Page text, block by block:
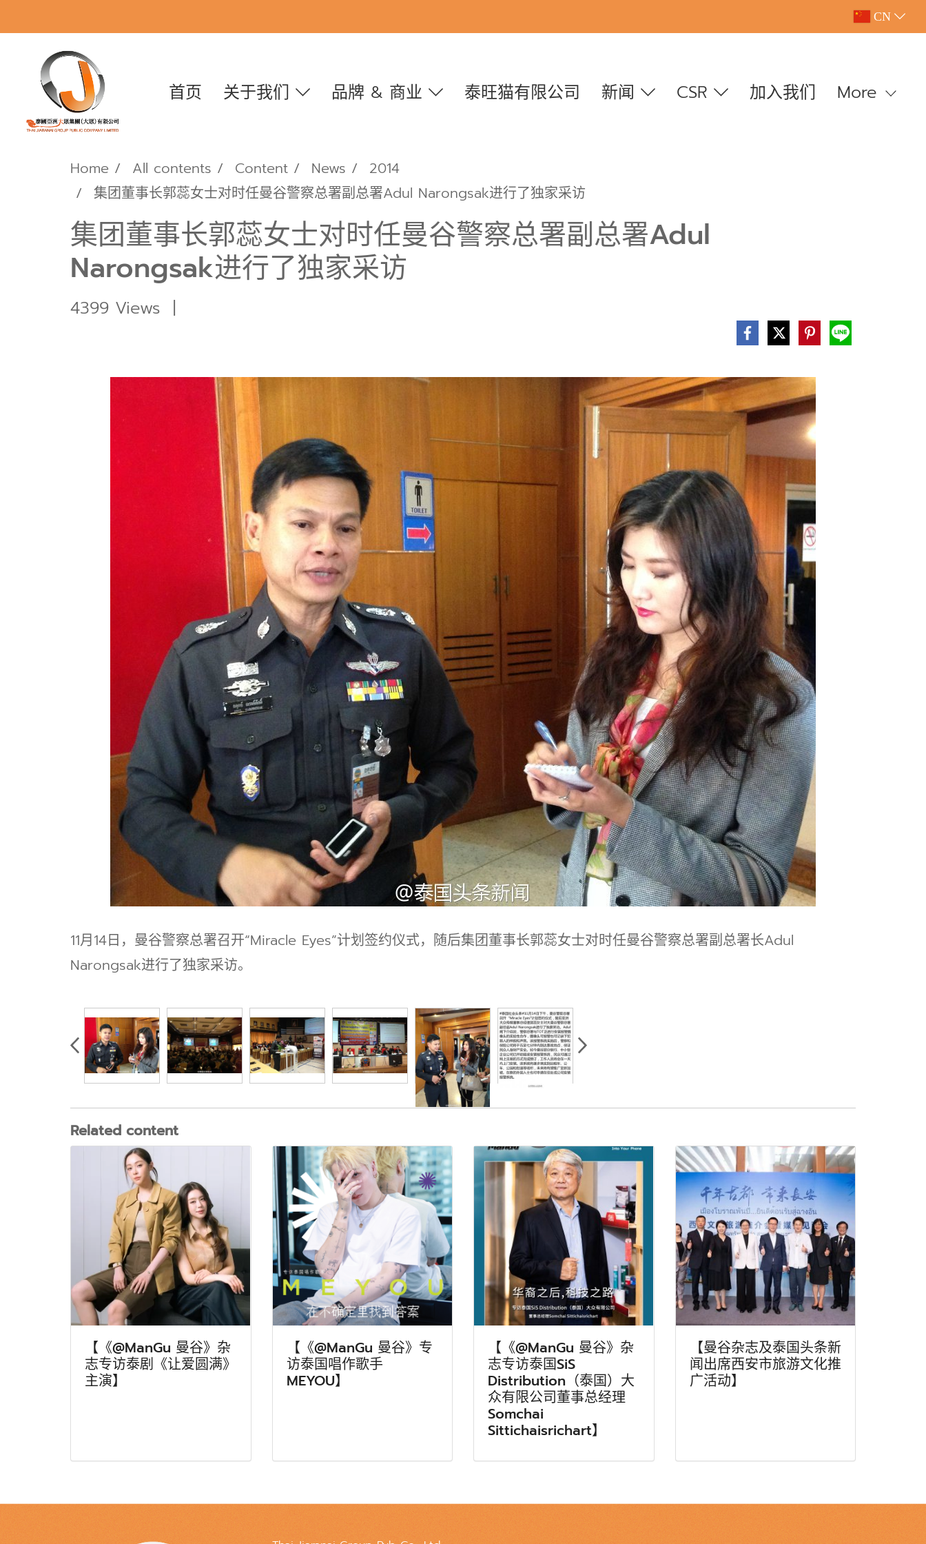
CN
首页 关于我们 品牌 & 商业 泰旺猫有限公司 新闻 CSR 加入我们 More
Home All contents Content News
2014
集团董事长郭蕊女士对时任曼谷警察总署副总署Adul Narongsak进行了独家采访
集团董事长郭蕊女士对时任曼谷警察总署副总署Adul
Narongsak进行了独家采访
4399 Views |
11月14日， 曼谷警察总署召开“Miracle Eyes”计划签约仪式，随后集团董事长郭蕊女士对时任曼谷警察总署副总署长Adul
Narongsak进行了独家采访。
Related content
【《@ManGu 曼谷》杂
志专访泰剧《让爱圆满》
主演】
【《@ManGu 曼谷》专
访泰国唱作歌手
MEYOU】
【《@ManGu 曼谷》杂
志专访泰国SiS
Distribution（泰国）大
众有限公司董事总经理
Somchai
Sittichaisrichart】
【曼谷杂志及泰国头条新
闻出席西安市旅游文化推
广活动】